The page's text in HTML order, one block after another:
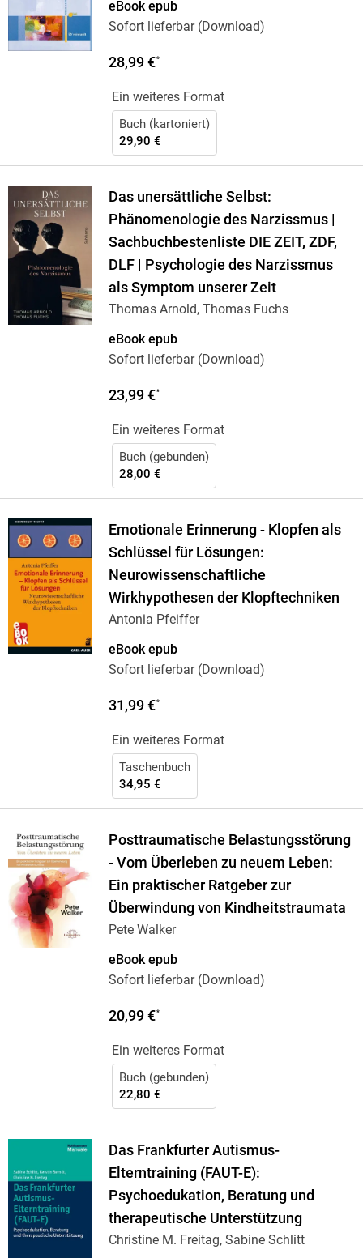
eBook epub
Sofort lieferbar (Download)
28,99 €*
Ein weiteres Format
Buch (kartoniert)
29,90 €
Das unersättliche Selbst:
Phänomenologie des Narzissmus |
Sachbuchbestenliste DIE ZEIT, ZDF,
DLF | Psychologie des Narzissmus
als Symptom unserer Zeit
Thomas Arnold, Thomas Fuchs
eBook epub
Sofort lieferbar (Download)
23,99 €*
Ein weiteres Format
Buch (gebunden)
28,00 €
Emotionale Erinnerung - Klopfen als
Schlüssel für Lösungen:
Neurowissenschaftliche
Wirkhypothesen der Klopftechniken
Antonia Pfeiffer
eBook epub
Sofort lieferbar (Download)
31,99 €*
Ein weiteres Format
Taschenbuch
34,95 €
Posttraumatische Belastungsstörung
- Vom Überleben zu neuem Leben:
Ein praktischer Ratgeber zur
Überwindung von Kindheitstraumata
Pete Walker
eBook epub
Sofort lieferbar (Download)
20,99 €*
Ein weiteres Format
Buch (gebunden)
22,80 €
Das Frankfurter Autismus-
Elterntraining (FAUT-E):
Psychoedukation, Beratung und
therapeutische Unterstützung
Christine M. Freitag, Sabine Schlitt